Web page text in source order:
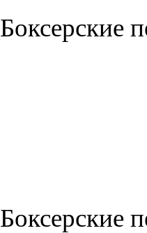
Боксерские
Боксерские